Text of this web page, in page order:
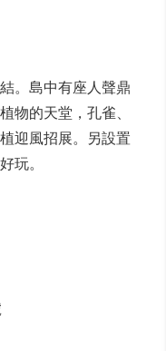
。島中有座人聲鼎
物的天堂，孔雀、
迎風招展。另設置
玩。